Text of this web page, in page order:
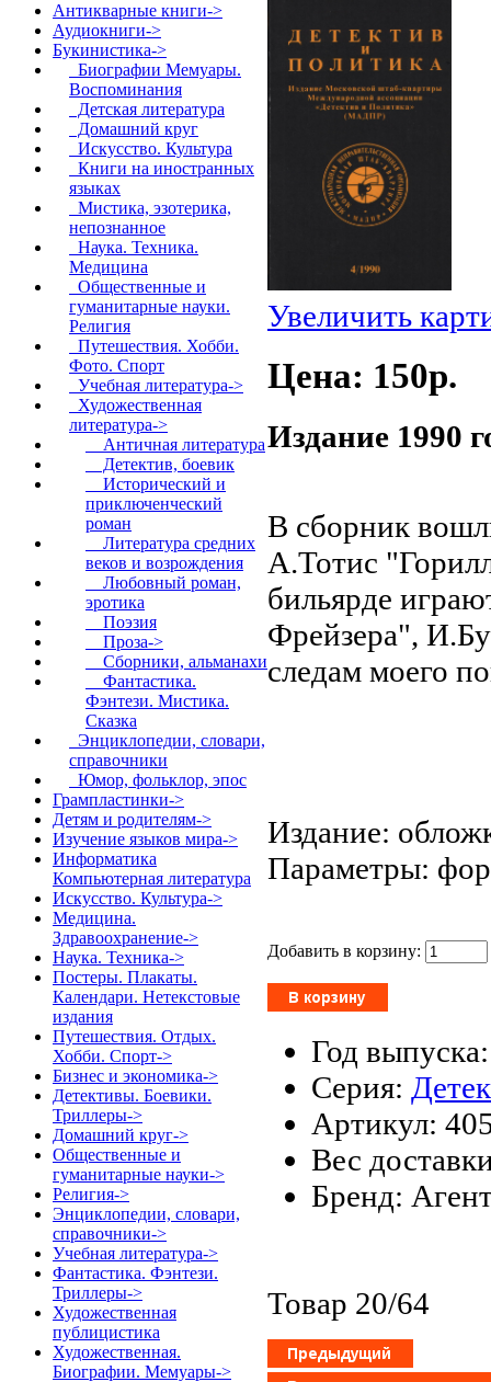
Антикварные книги->
Аудиокниги->
Букинистика->
Биографии Мемуары.
Воспоминания
Детская литература
Домашний круг
Искусство. Культура
Книги на иностранных
языках
Мистика, эзотерика,
непознанное
Наука. Техника.
Медицина
Общественные и
гуманитарные науки.
Религия
Путешествия. Хобби.
Фото. Спорт
Учебная литература->
Художественная
литература->
Античная литература
Детектив, боевик
Исторический и
приключенческий
роман
Литература средних
веков и возрождения
Любовный роман,
эротика
Поэзия
Проза->
Сборники, альманахи
Фантастика.
Фэнтези. Мистика.
Сказка
Энциклопедии, словари,
справочники
Юмор, фольклор, эпос
Грампластинки->
Детям и родителям->
Изучение языков мира->
Информатика
Компьютерная литература
Искусство. Культура->
Медицина.
Здравоохранение->
Наука. Техника->
Постеры. Плакаты.
Календари. Нетекстовые
издания
Путешествия. Отдых.
Хобби. Спорт->
Бизнес и экономика->
Детективы. Боевики.
Триллеры->
Домашний круг->
Общественные и
гуманитарные науки->
Религия->
Энциклопедии, словари,
справочники->
Учебная литература->
Фантастика. Фэнтези.
Триллеры->
Художественная
публицистика
Художественная.
Биографии. Мемуары->
Увеличить
Цена: 150p.
Издание 1990
В сборник
А.Тотис
бильярде
Фрейзера",
следам моего
Издание:
Параметры:
Добавить в корзину:
Год
Серия:
Артикул:
Вес
Бренд:
Товар 20/64